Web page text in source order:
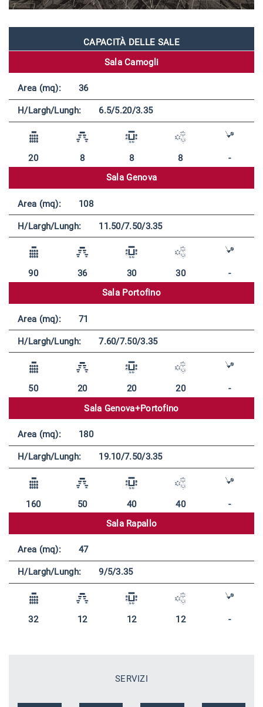
CAPACITÀ DELLE SALE
Sala Camogli
Area (mq): 36
H/Largh/Lungh: 6.5/5.20/3.35
20 8 8 8
-
Sala Genova
Area (mq): 108
H/Largh/Lungh: 11.50/7.50/3.35
90 36 30 30
-
Sala Portofino
Area (mq): 71
H/Largh/Lungh: 7.60/7.50/3.35
50 20 20 20
-
Sala Genova+Portofino
Area (mq): 180
H/Largh/Lungh: 19.10/7.50/3.35
160 50 40 40
-
Sala Rapallo
Area (mq): 47
H/Largh/Lungh: 9/5/3.35
32 12 12 12 -
SERVIZI